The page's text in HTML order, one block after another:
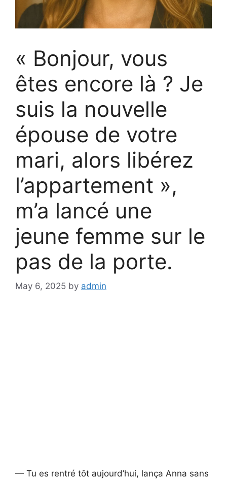
« Bonjour, vous
êtes encore là ? Je
suis la nouvelle
épouse de votre
mari, alors libérez
l’appartement »,
m’a lancé une
jeune femme sur le
pas de la porte.
May 6, 2025 by admin
— Tu es rentré tôt aujourd’hui, lança Anna sans